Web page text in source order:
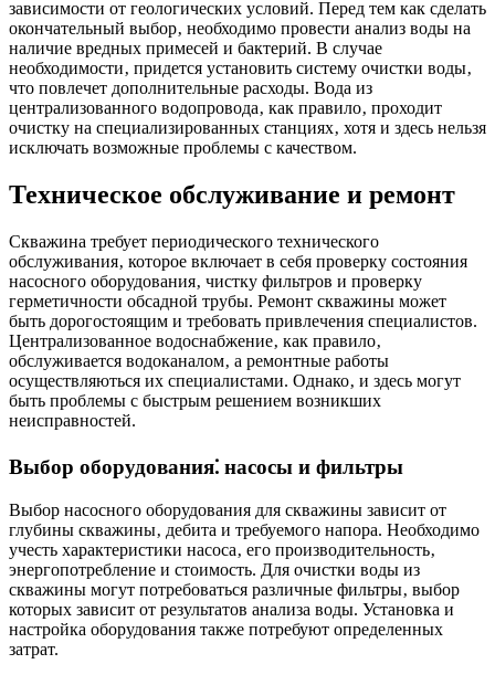
зависимости от геологических условий. Перед тем как сделать
окончательный выбор‚ необходимо провести анализ воды на
наличие вредных примесей и бактерий. В случае
необходимости‚ придется установить систему очистки воды‚
что повлечет дополнительные расходы. Вода из
централизованного водопровода‚ как правило‚ проходит
очистку на специализированных станциях‚ хотя и здесь нельзя
исключать возможные проблемы с качеством.
Техническое обслуживание и ремонт
Скважина требует периодического технического
обслуживания‚ которое включает в себя проверку состояния
насосного оборудования‚ чистку фильтров и проверку
герметичности обсадной трубы. Ремонт скважины может
быть дорогостоящим и требовать привлечения специалистов.
Централизованное водоснабжение‚ как правило‚
обслуживается водоканалом‚ а ремонтные работы
осуществляються их специалистами. Однако‚ и здесь могут
быть проблемы с быстрым решением возникших
неисправностей.
Выбор оборудования⁚ насосы и фильтры
Выбор насосного оборудования для скважины зависит от
глубины скважины‚ дебита и требуемого напора. Необходимо
учесть характеристики насоса‚ его производительность‚
энергопотребление и стоимость. Для очистки воды из
скважины могут потребоваться различные фильтры‚ выбор
которых зависит от результатов анализа воды. Установка и
настройка оборудования также потребуют определенных
затрат.